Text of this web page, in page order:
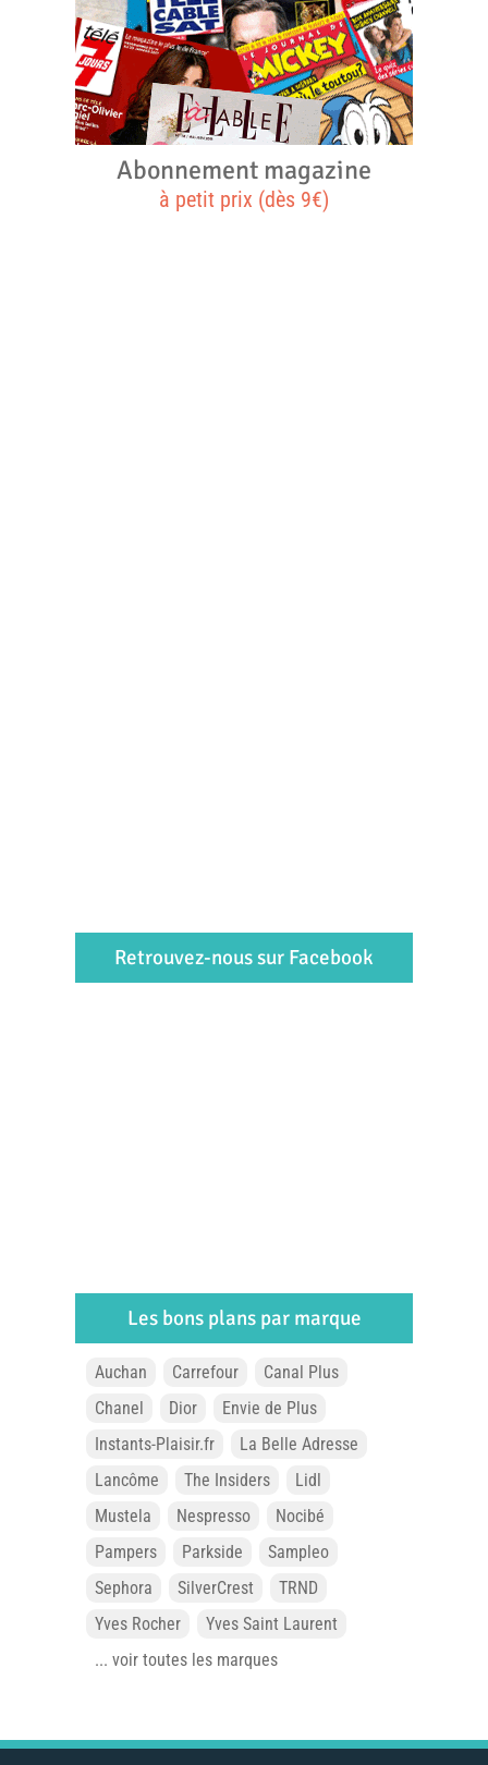
Abonnement magazine
à petit prix (dès 9€)
Retrouvez-nous sur Facebook
Les bons plans par marque
Auchan Carrefour
Canal Plus
Chanel
Dior
Envie de Plus
Instants-Plaisir.fr
La Belle Adresse
Lancôme
The Insiders
Lidl
Mustela
Nespresso
Nocibé
Pampers
Parkside
Sampleo
Sephora
SilverCrest
TRND
Yves Rocher
Yves Saint Laurent
... voir toutes les marques